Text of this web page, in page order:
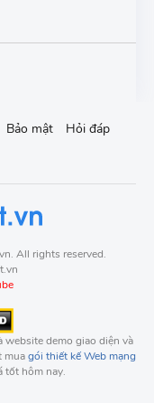
Bảo mật
Hỏi đáp
All rights reserved.
website demo giao diện và
muagói thiết kế Web mạng
tốt hôm nay.